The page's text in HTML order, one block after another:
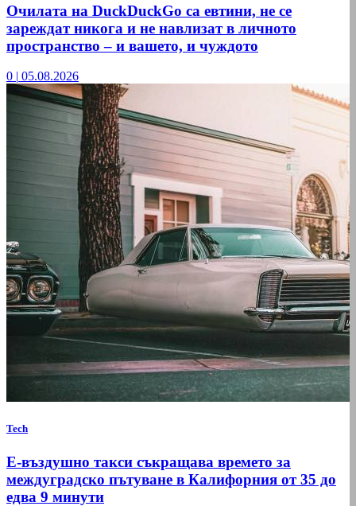
Очилата на DuckDuckGo са евтини, не се
зареждат никога и не навлизат в личното
пространство – и вашето, и чуждото
0 | 05.08.2026
Tech
Е-въздушно такси съкращава времето за
междуградско пътуване в Калифорния от 35 до
едва 9 минути